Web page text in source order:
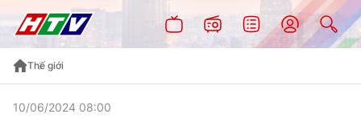
Thế giới
10/06/2024 08:00